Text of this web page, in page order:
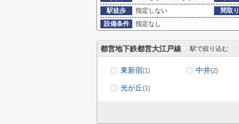
駅徒歩
指定しない 間取り
設備条件
指定なし
都営地下鉄都営大江戸線 駅で絞り込む
東新宿(1) 中井(2)
光が丘(1)